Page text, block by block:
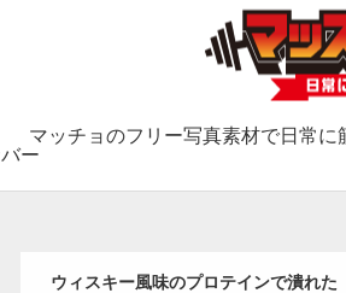
マッチョのフリー写真素材で日常に
ー
ウィスキー風味のプロテインで潰れた